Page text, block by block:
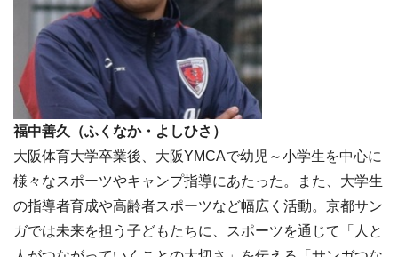
福中善久（ふくなか・よしひさ）
大阪体育大学卒業後、大阪YMCAで幼児～小学生を中心に
様々なスポーツやキャンプ指導にあたった。また、大学生
の指導者育成や高齢者スポーツなど幅広く活動。京都サン
ガでは未来を担う子どもたちに、スポーツを通じて「人と